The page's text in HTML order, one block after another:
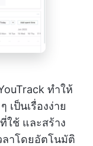
ทำให้
เป็นเรื่องง่าย
ใช้ และสร้าง
ลาโดยอัตโนมัติ